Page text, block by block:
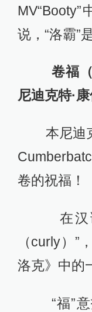
说，“洛霸”
卷福
尼迪克特·
本尼迪克
卷的祝福！
在汉语
（curly）”
洛克》中的
“福”意指